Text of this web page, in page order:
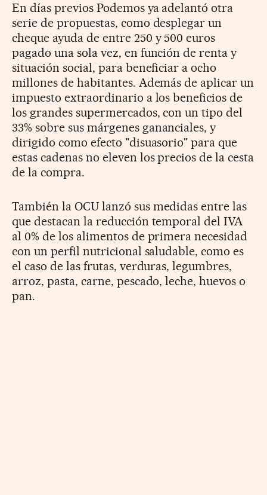
En días previos Podemos ya adelantó otra
serie de propuestas, como desplegar un
cheque ayuda de entre 250 y 500 euros
pagado una sola vez, en función de renta y
situación social, para beneficiar a ocho
millones de habitantes. Además de aplicar un
impuesto extraordinario a los beneficios de
los grandes supermercados, con un tipo del
33% sobre sus márgenes gananciales, y
dirigido como efecto "disuasorio" para que
estas cadenas no eleven los precios de la cesta
de la compra.
También la OCU lanzó sus medidas entre las
que destacan la reducción temporal del IVA
al 0% de los alimentos de primera necesidad
con un perfil nutricional saludable, como es
el caso de las frutas, verduras, legumbres,
arroz, pasta, carne, pescado, leche, huevos o
pan.